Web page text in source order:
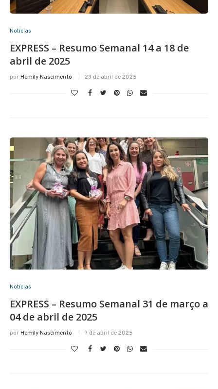
Notícias
EXPRESS – Resumo Semanal 14 a 18 de
abril de 2025
porHemily Nascimento 23 de abril de 2025
Notícias
EXPRESS – Resumo Semanal 31 de março a
04 de abril de 2025
porHemily Nascimento 7 de abril de 2025